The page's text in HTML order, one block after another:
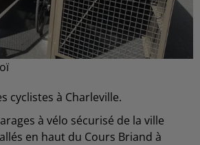
cyclistes à Charleville.
à vélo sécurisé de la ville
en haut du Cours Briand à